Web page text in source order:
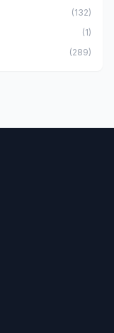
(132)
(1)
(289)